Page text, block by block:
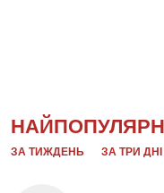
ЗА ТИЖДЕНЬ ЗА ТРИ ДНІ